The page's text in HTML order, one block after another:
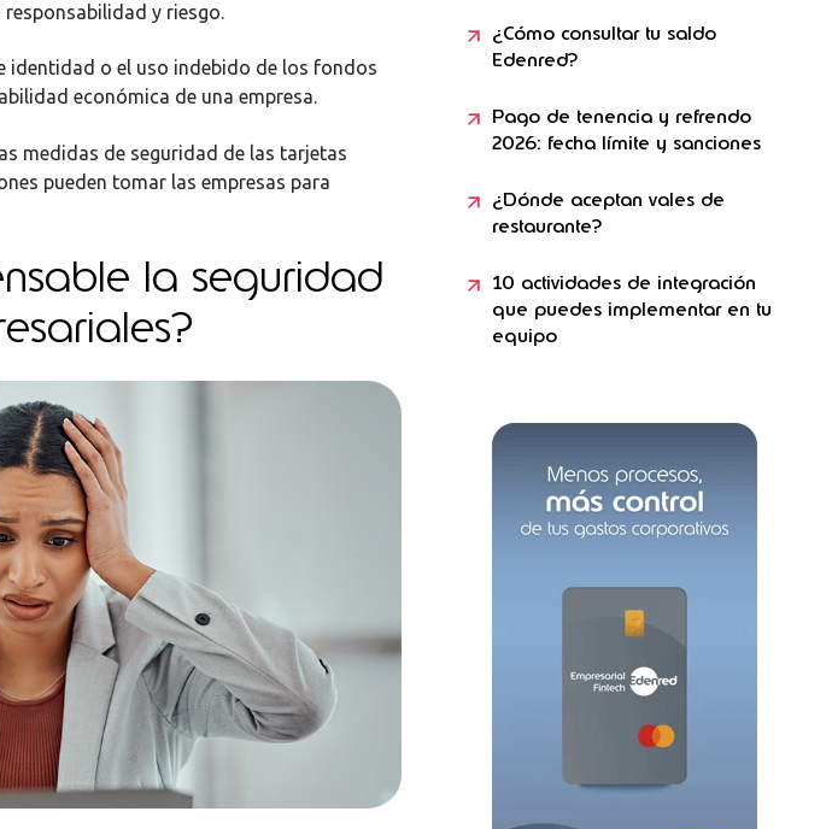
y riesgo.
identidad o el uso indebido de los fondos
económica de una empresa.
medidas de seguridad de las tarjetas
pueden tomar las empresas para
la seguridad
¿Cómo consultar tu saldo
Edenred?
Pago de tenencia y refrendo
2026: fecha límite y sanciones
¿Dónde aceptan vales de
restaurante?
10 actividades de integración
que puedes implementar en tu
equipo